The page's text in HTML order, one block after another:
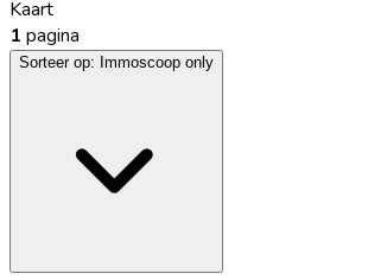
Kaart
1 pagina
Sorteer op: Immoscoop only